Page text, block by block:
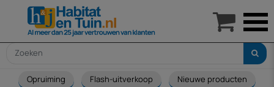
Opruiming Flash-uitverkoop Nieuwe producten
